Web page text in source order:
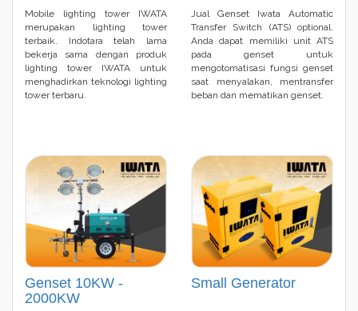
Mobile lighting tower IWATA
merupakan lighting tower
terbaik. Indotara telah lama
bekerja sama dengan produk
lighting tower IWATA untuk
menghadirkan teknologi lighting
tower terbaru.
Jual Genset Iwata Automatic
Transfer Switch (ATS) optional.
Anda dapat memiliki unit ATS
pada genset untuk
mengotomatisasi fungsi genset
saat menyalakan, mentransfer
beban dan mematikan genset.
Genset 10KW -
2000KW
Small Generator